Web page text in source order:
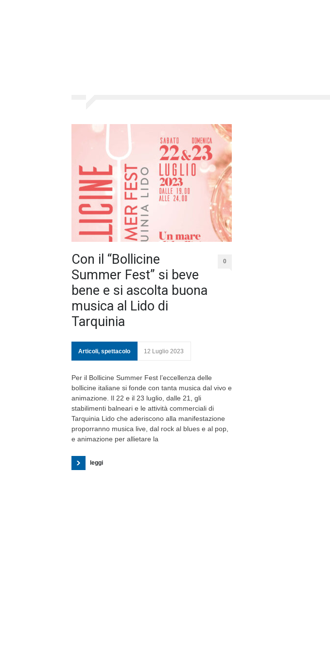
Con il “Bollicine
Summer Fest” si beve
bene e si ascolta buona
musica al Lido di
Tarquinia
0
Articoli, spettacolo 12 Luglio 2023
Per il Bollicine Summer Fest l’eccellenza delle
bollicine italiane si fonde con tanta musica dal vivo e
animazione. Il 22 e il 23 luglio, dalle 21, gli
stabilimenti balneari e le attività commerciali di
Tarquinia Lido che aderiscono alla manifestazione
proporranno musica live, dal rock al blues e al pop,
e animazione per allietare la
leggi